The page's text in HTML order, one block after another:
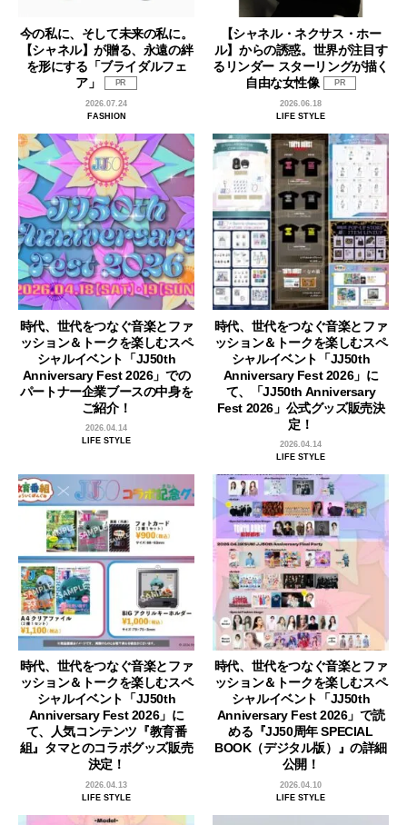
今の私に、そして未来の私に。
【シャネル】が贈る、永遠の絆
を形にする「ブライダルフェ
ア」
PR
2026.07.24
FASHION
【シャネル・ネクサス・ホー
ル】からの誘惑。世界が注目す
るリンダー スターリングが描く
自由な女性像
PR
2026.06.18
LIFE STYLE
時代、世代をつなぐ音楽とファ
ッション＆トークを楽しむスペ
シャルイベント「JJ50th
Anniversary Fest 2026」での
パートナー企業ブースの中身を
ご紹介！
2026.04.14
LIFE STYLE
時代、世代をつなぐ音楽とファ
ッション＆トークを楽しむスペ
シャルイベント「JJ50th
Anniversary Fest 2026」に
て、「JJ50th Anniversary
Fest 2026」公式グッズ販売決
定！
2026.04.14
LIFE STYLE
時代、世代をつなぐ音楽とファ
ッション＆トークを楽しむスペ
シャルイベント「JJ50th
Anniversary Fest 2026」に
て、人気コンテンツ『教育番
組』タマとのコラボグッズ販売
決定！
2026.04.13
LIFE STYLE
時代、世代をつなぐ音楽とファ
ッション＆トークを楽しむスペ
シャルイベント「JJ50th
Anniversary Fest 2026」で読
める『JJ50周年 SPECIAL
BOOK（デジタル版）』の詳細
公開！
2026.04.10
LIFE STYLE